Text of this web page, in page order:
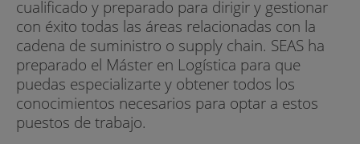
cualificado y preparado para dirigir y gestionar
con éxito todas las áreas relacionadas con la
cadena de suministro o supply chain. SEAS ha
preparado el Máster en Logística para que
puedas especializarte y obtener todos los
conocimientos necesarios para optar a estos
puestos de trabajo.